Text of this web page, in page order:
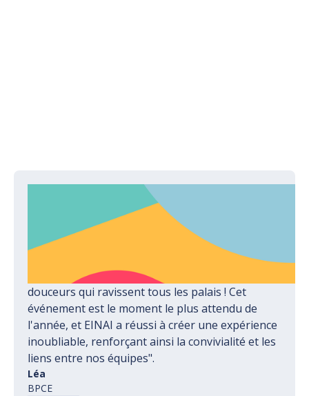
"Nous tenons à remercier chaleureusement les
équipes d’EINAI pour nous apporter cette magie
de Noël chaque année. Grâce à leur savoir-faire,
nous avons vécu des immersions thématiques
exceptionnelles, allant de la décoration féerique
aux ateliers créatifs, sans oublier les délicieuses
douceurs qui ravissent tous les palais ! Cet
événement est le moment le plus attendu de
l'année, et EINAI a réussi à créer une expérience
inoubliable, renforçant ainsi la convivialité et les
liens entre nos équipes".
Léa
BPCE